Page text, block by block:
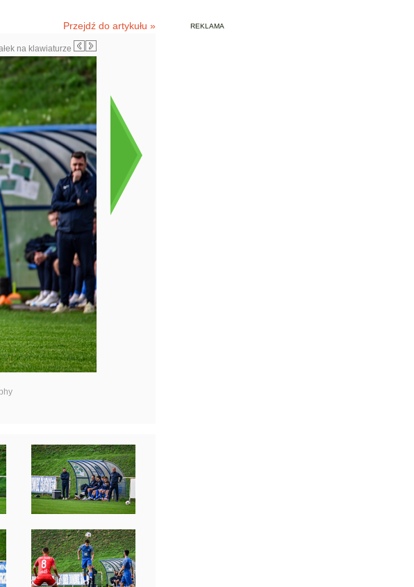
Przejdź do artykułu »
na klawiaturze
REKLAMA